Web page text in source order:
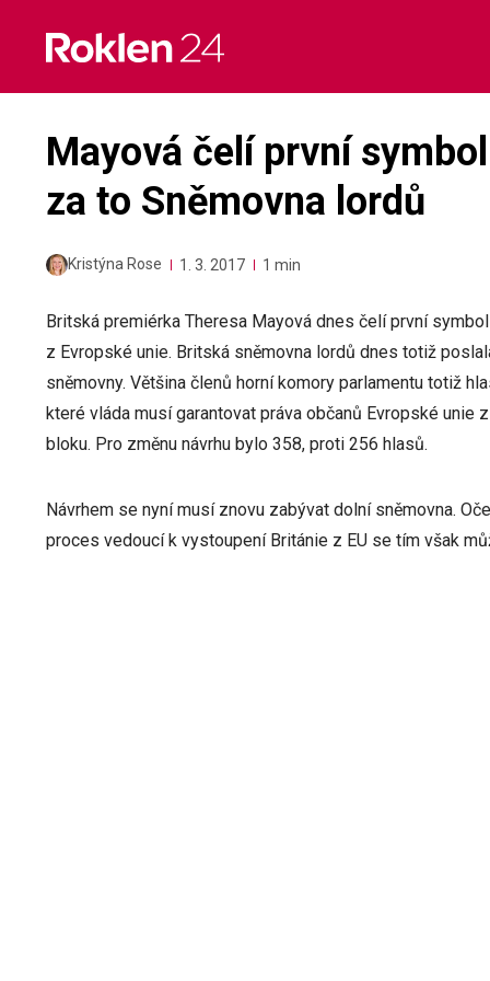
content
Mayová čelí první
za to Sněmovna lordů
Kristýna Rose 1. 3. 2017 1 min
Britská premiérka Theresa Mayová dnes čelí první
z Evropské unie. Britská sněmovna lordů dnes totiž
sněmovny. Většina členů horní komory parlamentu totiž
které vláda musí garantovat práva občanů Evropské
bloku. Pro změnu návrhu bylo 358, proti 256 hlasů.
Návrhem se nyní musí znovu zabývat dolní sněmovna.
proces vedoucí k vystoupení Británie z EU se tím však